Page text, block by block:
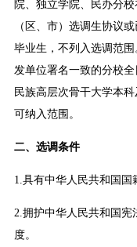
院、独立学院、民办分
（区、市）选调生协议
毕业生，不列入选调范
发单位署名一致的分校
民族高层次骨干大学本
可纳入范围。
二、选调条件
1.具有中华人民共和国国
2.拥护中华人民共和国宪
度。